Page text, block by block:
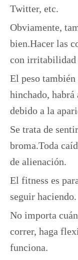
Twitter, etc.
Obviamente,
bien.Hacer las
con irritabilidad
El peso
hinchado,
debido a la
Se trata de
broma.Toda
de alienación.
El fitness es
seguir haciendo.
No importa
correr, haga
funciona.